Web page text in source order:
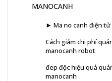
MANOCANH
► Ma no canh điện
Cách giảm chi phí
manocanh robot
đep độc hiệu quả
manocanh